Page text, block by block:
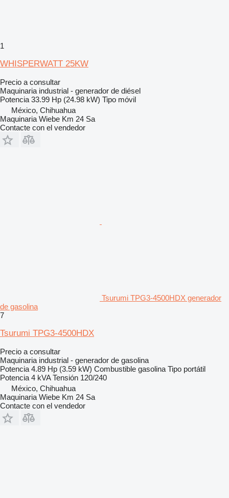
1
WHISPERWATT 25KW
Precio a consultar
Maquinaria industrial - generador de diésel
Potencia 33.99 Hp (24.98 kW) Tipo móvil
México, Chihuahua
Maquinaria Wiebe Km 24 Sa
Contacte con el vendedor
Tsurumi TPG3-4500HDX generador
de gasolina
7
Tsurumi TPG3-4500HDX
Precio a consultar
Maquinaria industrial - generador de gasolina
Potencia 4.89 Hp (3.59 kW) Combustible gasolina Tipo portátil
Potencia 4 kVA Tensión 120/240
México, Chihuahua
Maquinaria Wiebe Km 24 Sa
Contacte con el vendedor